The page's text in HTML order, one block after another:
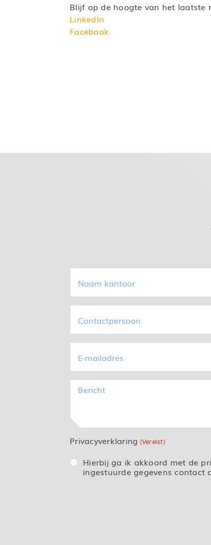
Blijf op de hoogte van het laatste
LinkedIn
Facebook
Naam
kantoor
Contactpersoon
(Vereist)
E-
mailadres
Bericht
Privacyverklaring (Vereist)
Hierbij ga ik akkoord met de
ingestuurde gegevens contact